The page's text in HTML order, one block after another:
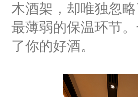
木酒架，却唯独忽
最薄弱的保温环节
了你的好酒。